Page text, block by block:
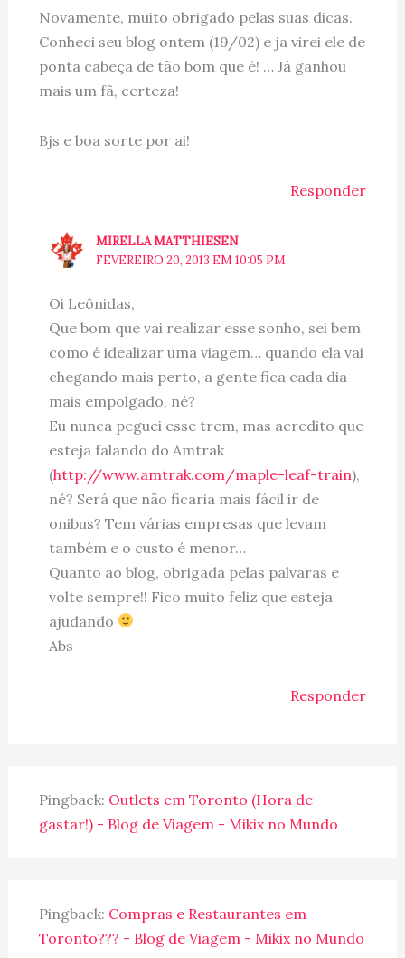
Novamente, muito obrigado pelas suas dicas.
Conheci seu blog ontem (19/02) e ja virei ele de
ponta cabeça de tão bom que é! … Já ganhou
mais um fã, certeza!
Bjs e boa sorte por ai!
Responder
MIRELLA MATTHIESEN
FEVEREIRO 20, 2013 EM 10:05 PM
Oi Leônidas,
Que bom que vai realizar esse sonho, sei bem
como é idealizar uma viagem… quando ela vai
chegando mais perto, a gente fica cada dia
mais empolgado, né?
Eu nunca peguei esse trem, mas acredito que
esteja falando do Amtrak
(http://www.amtrak.com/maple-leaf-train),
né? Será que não ficaria mais fácil ir de
onibus? Tem várias empresas que levam
também e o custo é menor…
Quanto ao blog, obrigada pelas palvaras e
volte sempre!! Fico muito feliz que esteja
ajudando
Abs
Responder
Pingback: Outlets em Toronto (Hora de
gastar!) - Blog de Viagem - Mikix no Mundo
Pingback: Compras e Restaurantes em
Toronto??? - Blog de Viagem - Mikix no Mundo